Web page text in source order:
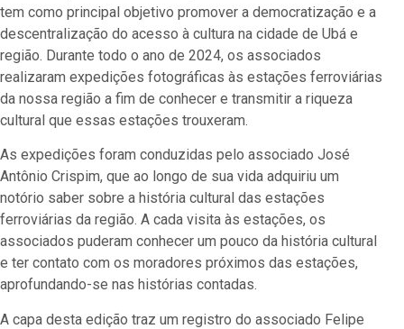
tem como principal objetivo promover a democratização e a
descentralização do acesso à cultura na cidade de Ubá e
região. Durante todo o ano de 2024, os associados
realizaram expedições fotográficas às estações ferroviárias
da nossa região a fim de conhecer e transmitir a riqueza
cultural que essas estações trouxeram.
As expedições foram conduzidas pelo associado José
Antônio Crispim, que ao longo de sua vida adquiriu um
notório saber sobre a história cultural das estações
ferroviárias da região. A cada visita às estações, os
associados puderam conhecer um pouco da história cultural
e ter contato com os moradores próximos das estações,
aprofundando-se nas histórias contadas.
A capa desta edição traz um registro do associado Felipe